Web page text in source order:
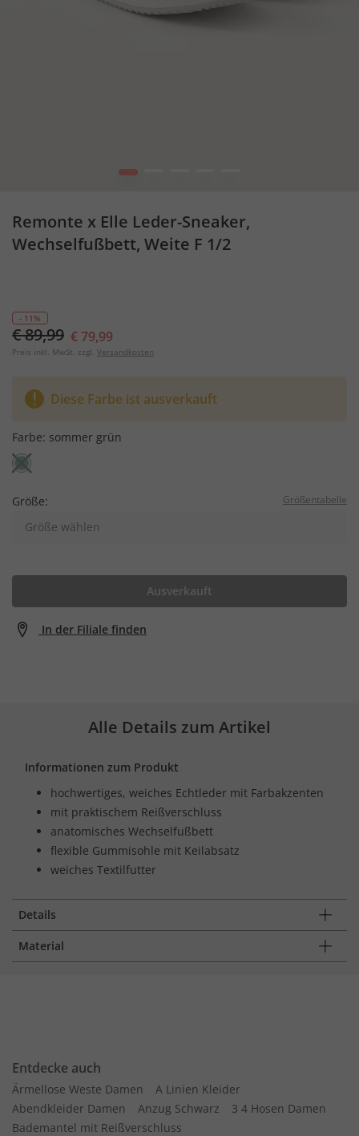
1
Remonte x Elle Leder-Sneaker,
Wechselfußbett, Weite F 1/2
- 11%
€ 89,99 € 79,99
Preis inkl. MwSt. zzgl. Versandkosten
Diese Farbe ist ausverkauft
Farbe: sommer grün
Größe: Größentabelle
Größe wählen
Ausverkauft
In der Filiale finden
Alle Details zum Artikel
Informationen zum Produkt
hochwertiges, weiches Echtleder mit Farbakzenten
mit praktischem Reißverschluss
anatomisches Wechselfußbett
flexible Gummisohle mit Keilabsatz
weiches Textilfutter
Details
Material
Entdecke auch
Ärmellose Weste Damen
A Linien Kleider
Abendkleider Damen
Anzug Schwarz
3 4 Hosen Damen
Bademantel mit Reißverschluss